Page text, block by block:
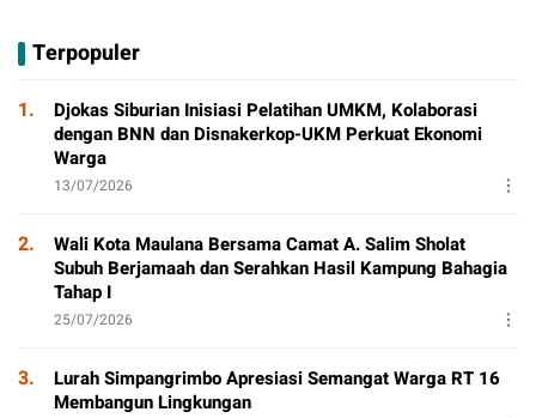
Aktivitas Positif
Terpopuler
1.
Djokas Siburian Inisiasi Pelatihan UMKM, Kolaborasi
dengan BNN dan Disnakerkop-UKM Perkuat Ekonomi
Warga
13/07/2026
2.
Wali Kota Maulana Bersama Camat A. Salim Sholat
Subuh Berjamaah dan Serahkan Hasil Kampung Bahagia
Tahap I
25/07/2026
3.
Lurah Simpangrimbo Apresiasi Semangat Warga RT 16
Membangun Lingkungan